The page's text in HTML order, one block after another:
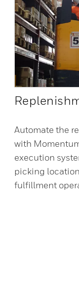
Automate the
with
execution
picking
fulfillment